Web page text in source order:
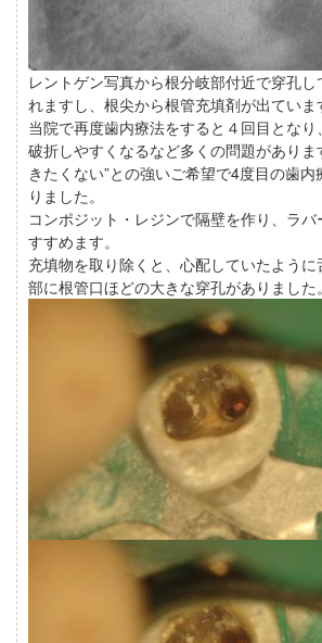
レントゲン写真から根分岐部付近で穿孔
れますし、根尖から根管充填剤が出ていま
当院で再度歯内療法をすると４回目となり
破折しやすくなるなど多くの問題がありま
きたくない”との強いご希望で4度目の歯
りました。
コンポジット・レジンで隔壁を作り、ラ
すすめます。
充填物を取り除くと、心配していたよう
部に根管口ほどの大きな穿孔がありました。